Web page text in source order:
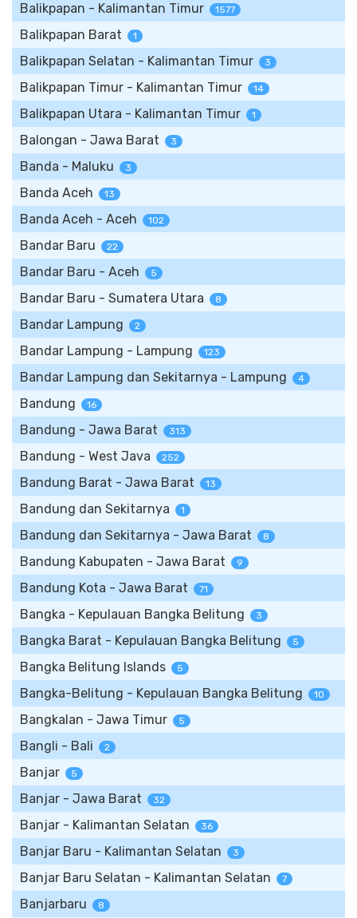
Balikpapan - Kalimantan Timur 1577
Balikpapan Barat 1
Balikpapan Selatan - Kalimantan Timur 3
Balikpapan Timur - Kalimantan Timur 14
Balikpapan Utara - Kalimantan Timur 1
Balongan - Jawa Barat 3
Banda - Maluku 3
Banda Aceh 13
Banda Aceh - Aceh 102
Bandar Baru 22
Bandar Baru - Aceh 5
Bandar Baru - Sumatera Utara 8
Bandar Lampung 2
Bandar Lampung - Lampung 123
Bandar Lampung dan Sekitarnya - Lampung 4
Bandung 16
Bandung - Jawa Barat 313
Bandung - West Java 252
Bandung Barat - Jawa Barat 13
Bandung dan Sekitarnya 1
Bandung dan Sekitarnya - Jawa Barat 8
Bandung Kabupaten - Jawa Barat 9
Bandung Kota - Jawa Barat 71
Bangka - Kepulauan Bangka Belitung 3
Bangka Barat - Kepulauan Bangka Belitung 5
Bangka Belitung Islands 5
Bangka-Belitung - Kepulauan Bangka Belitung 10
Bangkalan - Jawa Timur 5
Bangli - Bali 2
Banjar 5
Banjar - Jawa Barat 32
Banjar - Kalimantan Selatan 36
Banjar Baru - Kalimantan Selatan 3
Banjar Baru Selatan - Kalimantan Selatan 7
Banjarbaru 8